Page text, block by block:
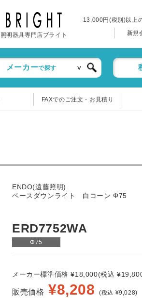
照明器具専門店ブライト
13,000円(税別)以上
新規
メーカーで探す
FAXでのご注文・お見積り
ENDO(遠藤照明)
ベースダウンライト 白コーン Φ75
ERD7752WA
Φ75
メーカー標準価格 ¥18,000(税込
販売価格 ¥8,208 (税込 ¥9,028)